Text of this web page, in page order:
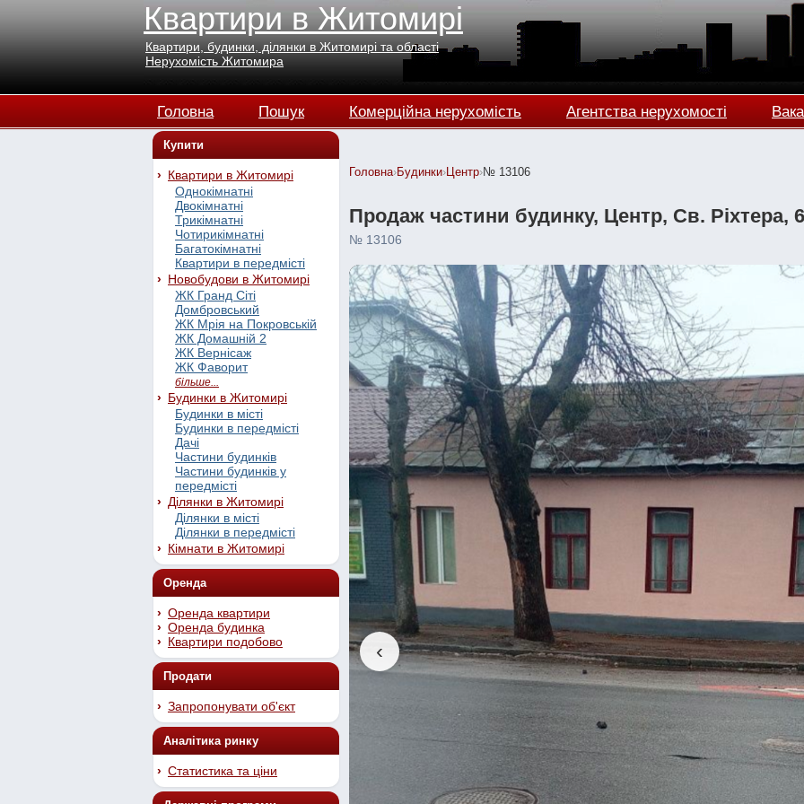
Квартири в Житомирі
Квартири, будинки, ділянки в Житомирі та області
Нерухомість Житомира
Головна Пошук Комерційна нерухомість Агентства нерухомості
Купити
Квартири в Житомирі
Однокімнатні
Двокімнатні
Трикімнатні
Чотирикімнатні
Багатокімнатні
Квартири в передмісті
Новобудови в Житомирі
ЖК Гранд Сіті
Домбровський
ЖК Мрія на Покровській
ЖК Домашній 2
ЖК Вернісаж
ЖК Фаворит
більше...
Будинки в Житомирі
Будинки в місті
Будинки в передмісті
Дачі
Частини будинків
Частини будинків у
передмісті
Ділянки в Житомирі
Ділянки в місті
Ділянки в передмісті
Кімнати в Житомирі
Оренда
Оренда квартири
Оренда будинка
Квартири подобово
Продати
Запропонувати об'єкт
Аналітика ринку
Статистика та ціни
Головна›Будинки›Центр›№ 13106
Продаж частини будинку, Центр, Св. Ріхтера,
№ 13106
‹